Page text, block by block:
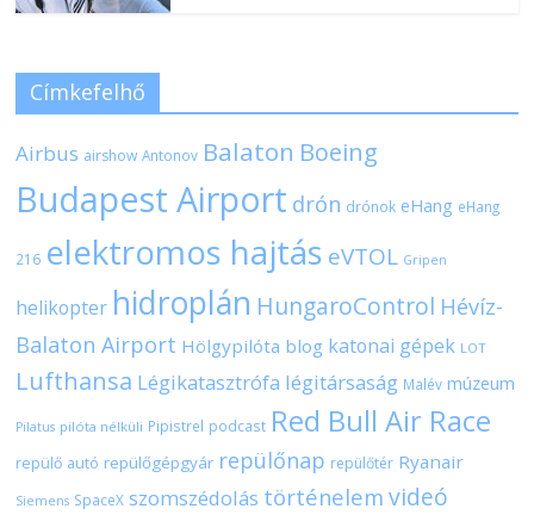
Címkefelhő
Airbus airshow Antonov Balaton Boeing
Budapest Airport drón drónok eHang eHang
216 elektromos hajtás eVTOL Gripen
helikopter hidroplán HungaroControl Hévíz-
Balaton Airport Hölgypilóta blog katonai gépek LOT
Lufthansa Légikatasztrófa légitársaság Malév múzeum
Pilatus pilóta nélküli Pipistrel podcast Red Bull Air Race
repülő autó repülőgépgyár repülőnap repülőtér Ryanair
Siemens SpaceX szomszédolás történelem videó